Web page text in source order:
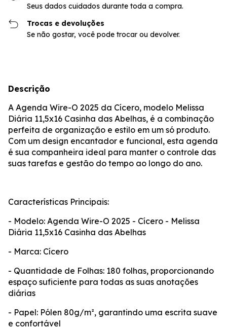
Seus dados cuidados durante toda a compra.
Trocas e devoluções
Se não gostar, você pode trocar ou devolver.
Descrição
A Agenda Wire-O 2025 da Cícero, modelo Melissa
Diária 11,5x16 Casinha das Abelhas, é a combinação
perfeita de organização e estilo em um só produto.
Com um design encantador e funcional, esta agenda
é sua companheira ideal para manter o controle das
suas tarefas e gestão do tempo ao longo do ano.
Características Principais:
- Modelo: Agenda Wire-O 2025 - Cícero - Melissa
Diária 11,5x16 Casinha das Abelhas
- Marca: Cícero
- Quantidade de Folhas: 180 folhas, proporcionando
espaço suficiente para todas as suas anotações
diárias
- Papel: Pólen 80g/m², garantindo uma escrita suave
e confortável